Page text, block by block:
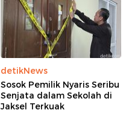
detikNews
Sosok Pemilik Nyaris Seribu
Senjata dalam Sekolah di
Jaksel Terkuak